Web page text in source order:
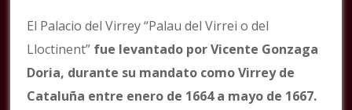
El Palacio del Virrey “Palau del Virrei o del
Lloctinent” fue levantado por Vicente Gonzaga
Doria, durante su mandato como Virrey de
Cataluña entre enero de 1664 a mayo de 1667.